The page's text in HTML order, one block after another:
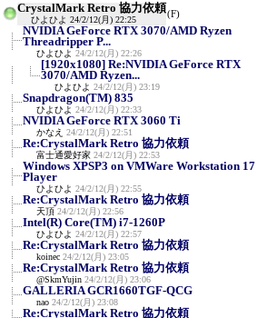
CrystalMark Retro 協力依頼
ひよひよ 24/2/12(月) 22:25
(F)
NVIDIA GeForce RTX 3070/AMD Ryzen
Threadripper P...
ひよひよ 24/2/12(月) 22:26
[1920x1080] Re:NVIDIA GeForce RTX
3070/AMD Ryzen...
ひよひよ 24/2/12(月) 23:19
Snapdragon(TM) 835
ひよひよ 24/2/12(月) 22:33
NVIDIA GeForce RTX 3060 Ti
かなえ 24/2/12(月) 22:51
Re:CrystalMark Retro 協力依頼
富士通愛好家 24/2/12(月) 22:53
Windows XPSP3 on VMWare Workstation 17
Player
ひよひよ 24/2/12(月) 22:55
Re:CrystalMark Retro 協力依頼
天頂 24/2/12(月) 22:56
Intel(R) Core(TM) i7-1260P
ひよひよ 24/2/12(月) 22:57
Re:CrystalMark Retro 協力依頼
koinec 24/2/12(月) 23:05
Re:CrystalMark Retro 協力依頼
@SkmYujin 24/2/12(月) 23:06
GALLERIA GCR1660TGF-QCG
nao 24/2/12(月) 23:08
Re:CrystalMark Retro 協力依頼